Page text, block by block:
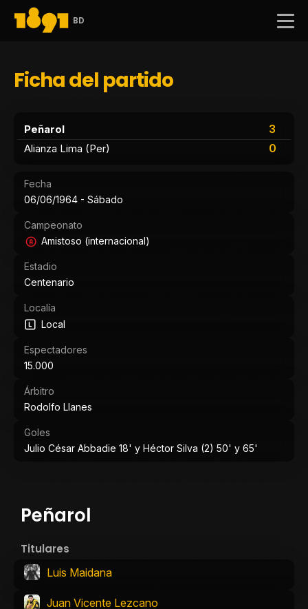
BD
Ficha del partido
Peñarol
3
0
Alianza Lima (Per)
Fecha
06/06/1964 - Sábado
Campeonato
Amistoso (internacional)
Estadio
Centenario
Localía
Local
Espectadores
15.000
Árbitro
Rodolfo Llanes
Goles
Julio César Abbadie 18' y Héctor Silva (2) 50' y 65'
Peñarol
Titulares
Luis Maidana
Juan Vicente Lezcano